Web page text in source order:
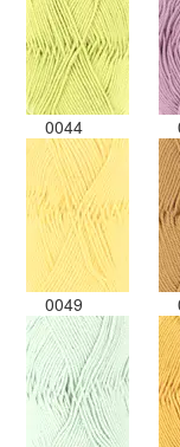
0044
0049